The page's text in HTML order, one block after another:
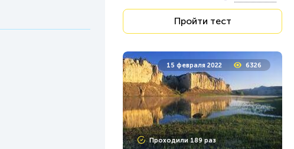
Пройти тест
15 февраля 2022 6326
Проходили 189 раз